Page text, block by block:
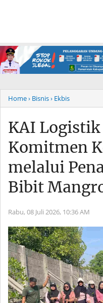
Home› Bisnis› Ekbis
KAI
Komitmen
melalui
Bibit
Rabu, 08 Juli 2026, 10:36 AM